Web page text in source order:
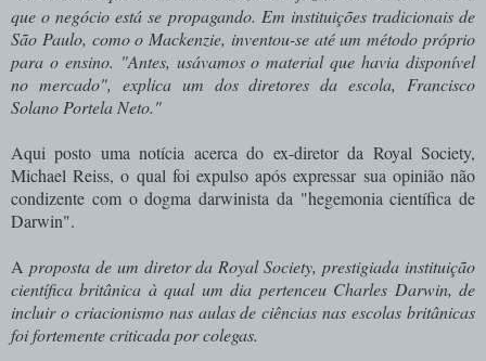
que o negócio está se propagando. Em instituições tradicionais de
São Paulo, como o Mackenzie, inventou-se até um método próprio
para o ensino. "Antes, usávamos o material que havia disponível
no mercado", explica um dos diretores da escola, Francisco
Solano Portela Neto."
Aqui posto uma notícia acerca do ex-diretor da Royal Society,
Michael Reiss, o qual foi expulso após expressar sua opinião não
condizente com o dogma darwinista da "hegemonia científica de
Darwin".
A proposta de um diretor da Royal Society, prestigiada instituição
científica britânica à qual um dia pertenceu Charles Darwin, de
incluir o criacionismo nas aulas de ciências nas escolas britânicas
foi fortemente criticada por colegas.